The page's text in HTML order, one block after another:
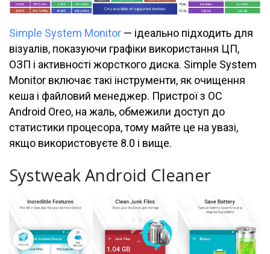
Simple System Monitor — ідеально підходить для
візуалів, показуючи графіки використання ЦП,
ОЗП і активності жорсткого диска. Simple System
Monitor включає такі інструменти, як очищення
кеша і файловий менеджер. Пристрої з ОС
Android Oreo, на жаль, обмежили доступ до
статистики процесора, тому майте це на увазі,
якщо використовуєте 8.0 і вище.
Systweak Android Cleaner